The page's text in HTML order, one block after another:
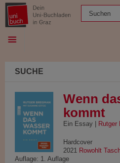
SUCHE
Wenn
kommt
Ein Essay | Rutger
Hardcover
2021 Rowohlt
Auflage: 1. Auflage